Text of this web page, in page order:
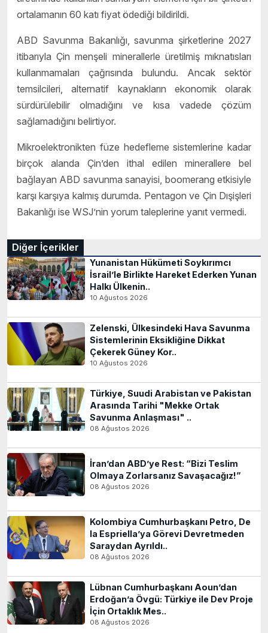
ortalamanın 60 katı fiyat ödediği bildirildi.
ABD Savunma Bakanlığı, savunma şirketlerine 2027
itibarıyla Çin menşeli minerallerle üretilmiş mıknatısları
kullanmamaları çağrısında bulundu. Ancak sektör
temsilcileri, alternatif kaynakların ekonomik olarak
sürdürülebilir olmadığını ve kısa vadede çözüm
sağlamadığını belirtiyor.
Mikroelektronikten füze hedefleme sistemlerine kadar
birçok alanda Çin’den ithal edilen minerallere bel
bağlayan ABD savunma sanayisi, boomerang etkisiyle
karşı karşıya kalmış durumda. Pentagon ve Çin Dışişleri
Bakanlığı ise WSJ’nin yorum taleplerine yanıt vermedi.
Diğer İçerikler
Yunanistan Hükümeti Soykırımcı
İsrail’le Birlikte Hareket Ederken Yunan
Halkı Ülkenin..
10 Ağustos 2026
Zelenski, Ülkesindeki Hava Savunma
Sistemlerinin Eksikliğine Dikkat
Çekerek Güney Kor..
10 Ağustos 2026
Türkiye, Suudi Arabistan ve Pakistan
Arasında Tarihi "Mekke Ortak
Savunma Anlaşması" ..
08 Ağustos 2026
İran’dan ABD’ye Rest: “Bizi Teslim
Olmaya Zorlarsanız Savaşacağız!”
08 Ağustos 2026
Kolombiya Cumhurbaşkanı Petro, De
la Espriella’ya Görevi Devretmeden
Saraydan Ayrıldı..
08 Ağustos 2026
Lübnan Cumhurbaşkanı Aoun’dan
Erdoğan’a Övgü: Türkiye ile Dev Proje
İçin Ortaklık Mes..
08 Ağustos 2026